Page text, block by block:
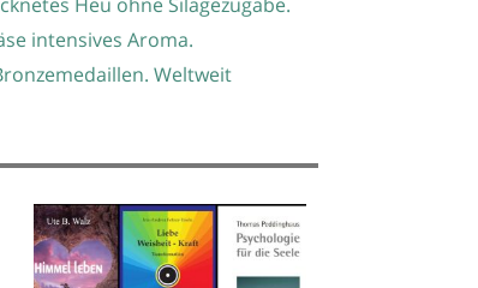
intensives Aroma.
Weltweit